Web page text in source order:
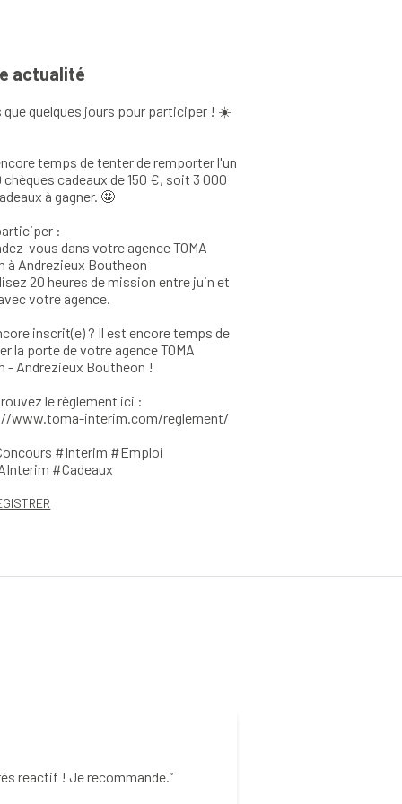
actualité
que quelques jours pour participer ! ☀️
temps de tenter de remporter l'un
chèques cadeaux de 150 €, soit 3 000
à gagner. 🤩
:
vous dans votre agence TOMA
à Andrezieux Boutheon
20 heures de mission entre juin et
votre agence.
inscrit(e) ? Il est encore temps de
la porte de votre agence TOMA
- Andrezieux Boutheon !
le règlement ici :
www.toma-interim.com/reglement/
#Interim #Emploi
#Cadeaux
reactif ! Je recommande.